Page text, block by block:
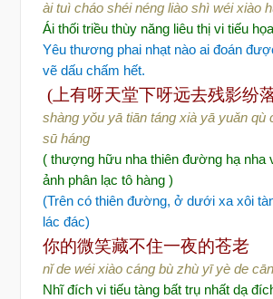
ài tuì cháo shéi néng liào shì wéi xiào
Ái thối triều thùy năng liêu thị vi tiếu
Yêu thương phai nhạt nào ai đoán
vẽ dấu chấm hết.
(上有呀天堂下呀远去残影纷
shàng yǒu yā tiān táng xià yā yuǎn qù
sū háng
( thượng hữu nha thiên đường hạ nha
ảnh phân lạc tô hàng )
(Trên có thiên đường, ở dưới xa xôi
lác đác)
你的微笑藏不住一夜的苍老
nǐ de wéi xiào cáng bù zhù yī yè de
Nhĩ đích vi tiếu tàng bất trụ nhất dạ